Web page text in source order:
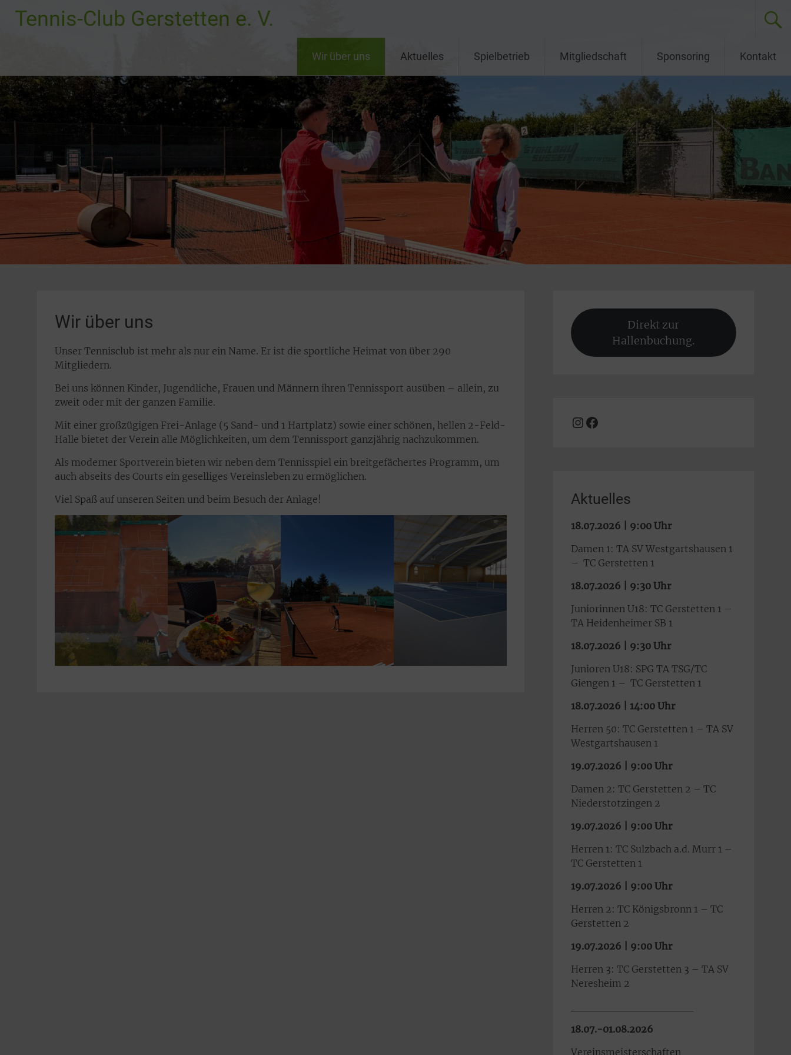
Tennis-Club Gerstetten e. V.
Wir über uns Aktuelles Spielbetrieb Mitgliedschaft Sponsoring Kontakt
Wir über uns
Unser Tennisclub ist mehr als nur ein Name. Er ist die sportliche Heimat von über 290
Mitgliedern.
Bei uns können Kinder, Jugendliche, Frauen und Männern ihren Tennissport ausüben – allein, zu
zweit oder mit der ganzen Familie.
Mit einer großzügigen Frei-Anlage (5 Sand- und 1 Hartplatz) sowie einer schönen, hellen 2-Feld-
Halle bietet der Verein alle Möglichkeiten, um dem Tennissport ganzjährig nachzukommen.
Als moderner Sportverein bieten wir neben dem Tennisspiel ein breitgefächertes Programm, um
auch abseits des Courts ein geselliges Vereinsleben zu ermöglichen.
Viel Spaß auf unseren Seiten und beim Besuch der Anlage!
Direkt zur
Hallenbuchung.
Instagram
Facebook
Aktuelles
18.07.2026 | 9:00 Uhr
Damen 1: TA SV Westgartshausen 1
– TC Gerstetten 1
18.07.2026 | 9:30 Uhr
Juniorinnen U18: TC Gerstetten 1 –
TA Heidenheimer SB 1
18.07.2026 | 9:30 Uhr
Junioren U18: SPG TA TSG/TC
Giengen 1 – TC Gerstetten 1
18.07.2026 | 14:00 Uhr
Herren 50: TC Gerstetten 1 – TA SV
Westgartshausen 1
19.07.2026 | 9:00 Uhr
Damen 2: TC Gerstetten 2 – TC
Niederstotzingen 2
19.07.2026 | 9:00 Uhr
Herren 1: TC Sulzbach a.d. Murr 1 –
TC Gerstetten 1
19.07.2026 | 9:00 Uhr
Herren 2: TC Königsbronn 1 – TC
Gerstetten 2
19.07.2026 | 9:00 Uhr
Herren 3: TC Gerstetten 3 – TA SV
Neresheim 2
18.07.-01.08.2026
Vereinsmeisterschaften